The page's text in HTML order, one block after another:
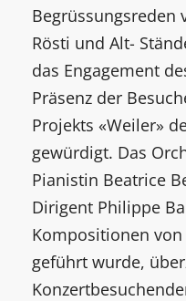
Begrüssungsreden
Rösti und Alt-
das Engagement
Präsenz der
Projekts «Weiler»
gewürdigt. Das
Pianistin Beatrice
Dirigent Philippe
Kompositionen von
geführt wurde,